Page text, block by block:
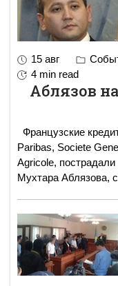
15 авг
4 min read
Аблязов
Французские
Paribas, Societe
Agricole,
Мухтара Аблязова,